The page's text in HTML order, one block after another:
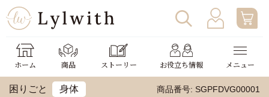
ホーム 商品 ストーリー お役立ち情報 メニュー
ログイン
新規会員登録
わたしの使い方
助成金申請
困りごと 身体 商品番号 SGPFDVG00001